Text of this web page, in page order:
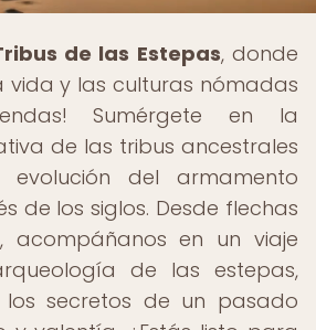
de las Estepas, donde
vida y las culturas nómadas
Sumérgete en la
de las tribus ancestrales
del armamento
de los siglos. Desde flechas
acompáñanos en un viaje
de las estepas,
los secretos de un pasado